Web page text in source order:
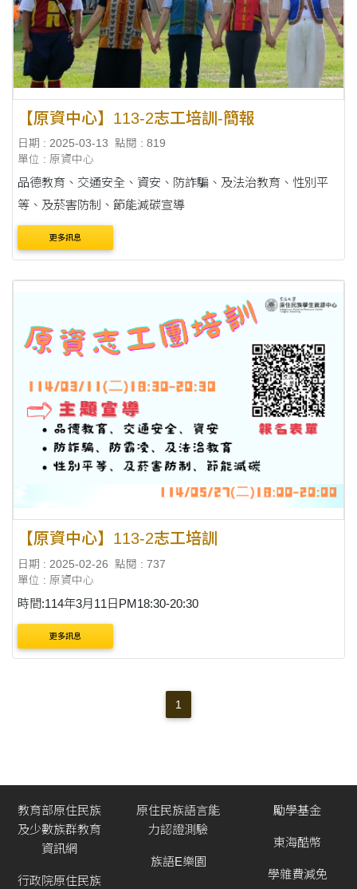
【原資中心】113-2志工培訓-簡報
日期 : 2025-03-13
點閱 : 819
單位 : 原資中心
品德教育、交通安全、資安、防詐騙、及法治教育、性別平
等、及菸害防制、節能減碳宣導
更多訊息
【原資中心】113-2志工培訓
日期 : 2025-02-26
點閱 : 737
單位 : 原資中心
時間:114年3月11日PM18:30-20:30
更多訊息
1
教育部原住民族
及少數族群教育
資訊網
行政院原住民族
原住民族語言能
力認證測驗
族語E樂園
勵學基金
東海酷幣
學雜費減免